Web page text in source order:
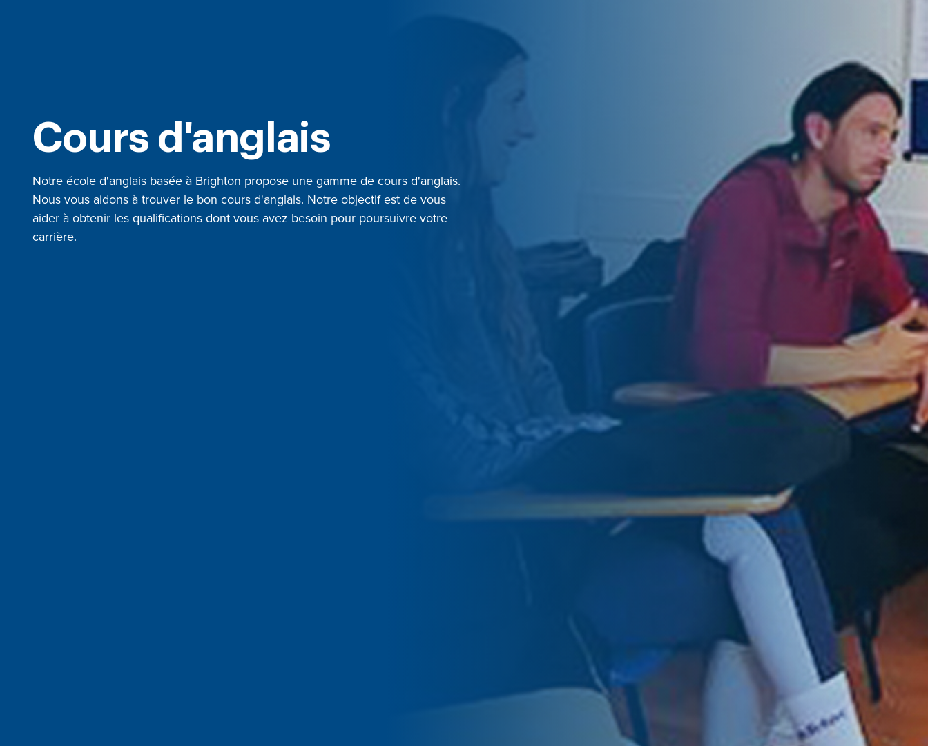
Cours d'anglais
Notre école d'anglais basée à Brighton propose une gamme de cours d'anglais.
Nous vous aidons à trouver le bon cours d'anglais. Notre objectif est de vous
aider à obtenir les qualifications dont vous avez besoin pour poursuivre votre
carrière.